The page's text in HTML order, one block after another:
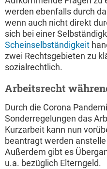
werden ebenfalls durch
wenn auch nicht direkt
sich bei einer
Scheinselbständigkeit
zwei Rechtsgebieten zu
sozialrechtlich.
Arbeitsrecht
Durch die Corona
Sonderregelungen das
Kurzarbeit kann nun
beantragt werden
Außerdem gibt es
u.a. bezüglich Elterngeld.